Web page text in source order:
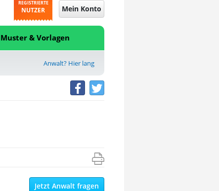
REGISTRIERTE
NUTZER Mein Konto
Muster & Vorlagen
Anwalt? Hier lang
Jetzt Anwalt fragen